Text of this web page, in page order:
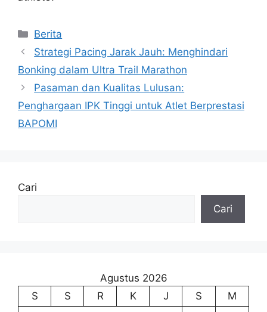
Kategori
Berita
Strategi Pacing Jarak Jauh: Menghindari
Bonking dalam Ultra Trail Marathon
Pasaman dan Kualitas Lulusan:
Penghargaan IPK Tinggi untuk Atlet Berprestasi
BAPOMI
Cari
Cari
Agustus 2026
S
S R K J S
M